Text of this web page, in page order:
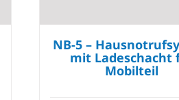
NB-5 –
mit Ladeschacht
Mobilteil